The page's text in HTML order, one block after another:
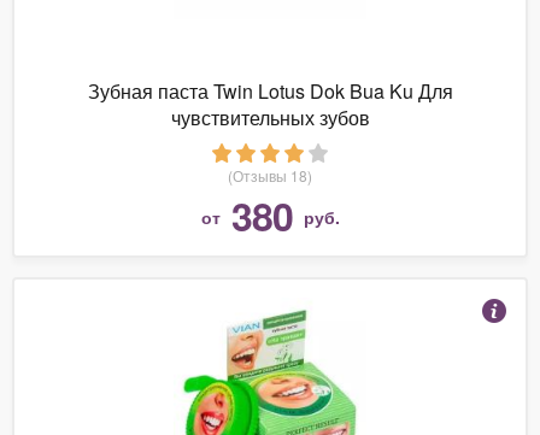
Зубная паста Twin Lotus Dok Bua Ku Для
чувствительных зубов
(Отзывы 18)
от 380 руб.